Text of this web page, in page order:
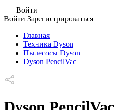
Войти
Войти Зарегистрироваться
Главная
Техника Dyson
Пылесосы Dyson
Dyson PencilVac